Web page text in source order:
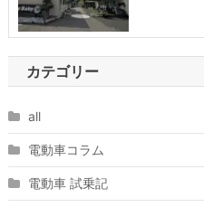
カテゴリー
all
電動車コラム
電動車 試乗記